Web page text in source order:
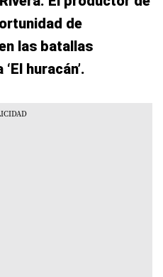
de
las batallas
huracán’.